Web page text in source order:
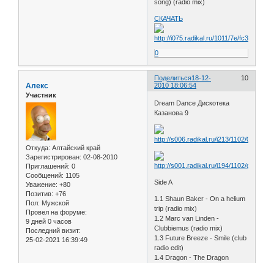
song) (radio mix)
СКАЧАТЬ
0
Поделиться 10
18-12-
2010 18:06:54
Алекс
Участник
Откуда: Алтайский край
Зарегистрирован: 02-08-2010
Приглашений: 0
Сообщений: 1105
Уважение: +80
Позитив: +76
Пол: Мужской
Провел на форуме:
9 дней 0 часов
Последний визит:
25-02-2021 16:39:49
Dream Dance Дискотека
Казанова 9
Side A
1.1 Shaun Baker - On a helium
trip (radio mix)
1.2 Marc van Linden -
Clubbiemus (radio mix)
1.3 Future Breeze - Smile (club
radio edit)
1.4 Dragon - The Dragon